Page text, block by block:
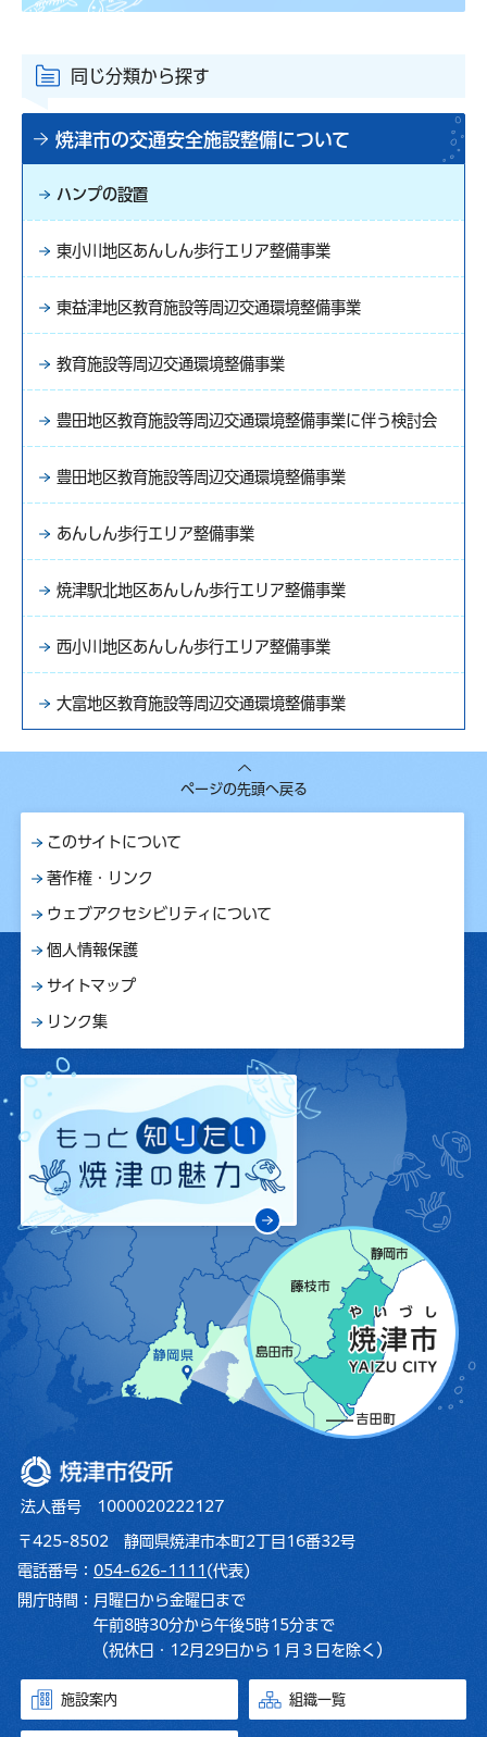
同じ分類から探す
焼津市の交通安全施設整備について
ハンプの設置
東小川地区あんしん歩行エリア整備事業
東益津地区教育施設等周辺交通環境整備事業
教育施設等周辺交通環境整備事業
豊田地区教育施設等周辺交通環境整備事業に伴う検討会
豊田地区教育施設等周辺交通環境整備事業
あんしん歩行エリア整備事業
焼津駅北地区あんしん歩行エリア整備事業
西小川地区あんしん歩行エリア整備事業
大富地区教育施設等周辺交通環境整備事業
ページの先頭へ戻る
このサイトについて
著作権・リンク
ウェブアクセシビリティについて
個人情報保護
サイトマップ
リンク集
焼津市役所
法人番号 1000020222127
〒425-8502 静岡県焼津市本町2丁目16番32号
電話番号： 054-626-1111 (代表)
開庁時間： 月曜日から金曜日まで
午前8時30分から午後5時15分まで
（祝休日・12月29日から１月３日を除く）
施設案内 組織一覧